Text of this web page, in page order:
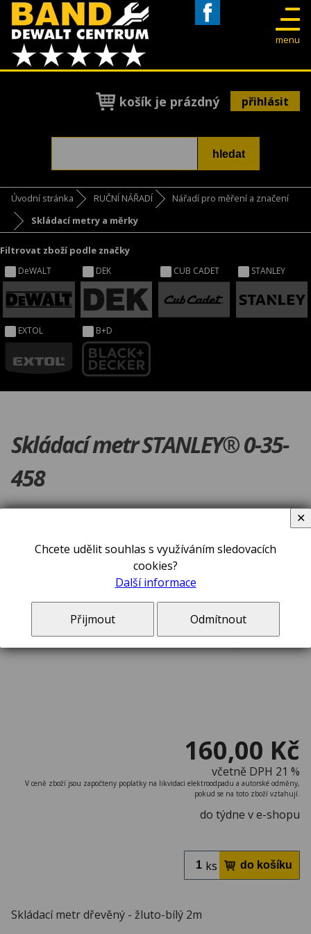
menu
košík je prázdný přihlásit
Úvodní stránka RUČNÍ NÁŘADÍ
Nářadí pro měření a značení
Skládací metry a měrky
Filtrovat zboží podle značky
DeWALT DEK CUB CADET STANLEY
EXTOL B+D
Skládací metr STANLEY® 0-35-
458
160,00 Kč
včetně DPH 21 %
V ceně zboží jsou započteny poplatky na likvidaci elektroodpadu a autorské odměny,
pokud se na toto zboží vztahují.
do týdne v e-shopu
ks
Skládací metr dřevěný - žluto-bílý 2m
Chcete udělit souhlas s využíváním sledovacích
cookies?
Další informace
Přijmout Odmítnout
✕